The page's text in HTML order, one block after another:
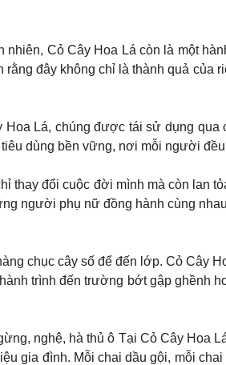
Cỏ Cây Hoa Lá còn là một
đây không chỉ là thành quả
Lá, chúng được tái sử dụng
dùng bền vững, nơi mỗi người
thay đổi cuộc đời mình mà còn lan
người phụ nữ đồng hành cùng
chục cây số để đến lớp. Cỏ Cây
trình đến trường bớt gập ghềnh
nghệ, hà thủ ô Tại Cỏ Cây Hoa
gia đình. Mỗi chai dầu gội, mỗi